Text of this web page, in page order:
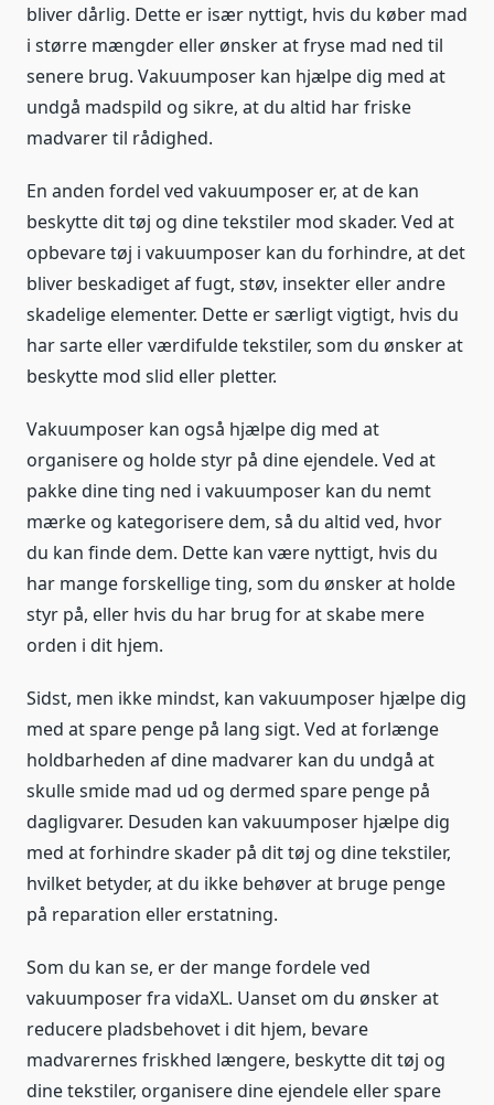
bliver dårlig. Dette er især nyttigt, hvis du køber mad
i større mængder eller ønsker at fryse mad ned til
senere brug. Vakuumposer kan hjælpe dig med at
undgå madspild og sikre, at du altid har friske
madvarer til rådighed.
En anden fordel ved vakuumposer er, at de kan
beskytte dit tøj og dine tekstiler mod skader. Ved at
opbevare tøj i vakuumposer kan du forhindre, at det
bliver beskadiget af fugt, støv, insekter eller andre
skadelige elementer. Dette er særligt vigtigt, hvis du
har sarte eller værdifulde tekstiler, som du ønsker at
beskytte mod slid eller pletter.
Vakuumposer kan også hjælpe dig med at
organisere og holde styr på dine ejendele. Ved at
pakke dine ting ned i vakuumposer kan du nemt
mærke og kategorisere dem, så du altid ved, hvor
du kan finde dem. Dette kan være nyttigt, hvis du
har mange forskellige ting, som du ønsker at holde
styr på, eller hvis du har brug for at skabe mere
orden i dit hjem.
Sidst, men ikke mindst, kan vakuumposer hjælpe dig
med at spare penge på lang sigt. Ved at forlænge
holdbarheden af dine madvarer kan du undgå at
skulle smide mad ud og dermed spare penge på
dagligvarer. Desuden kan vakuumposer hjælpe dig
med at forhindre skader på dit tøj og dine tekstiler,
hvilket betyder, at du ikke behøver at bruge penge
på reparation eller erstatning.
Som du kan se, er der mange fordele ved
vakuumposer fra vidaXL. Uanset om du ønsker at
reducere pladsbehovet i dit hjem, bevare
madvarernes friskhed længere, beskytte dit tøj og
dine tekstiler, organisere dine ejendele eller spare